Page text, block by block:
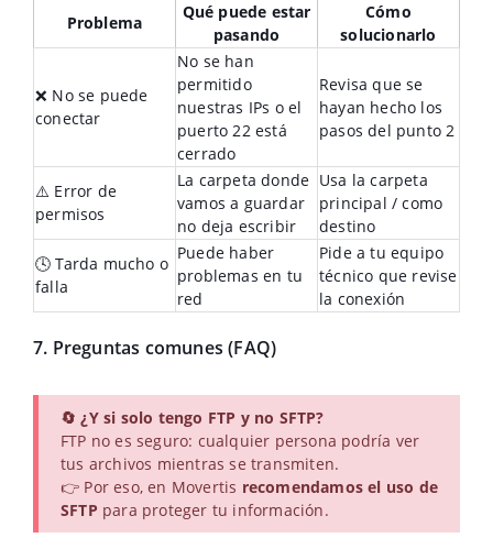
Problema
Qué puede estar
pasando
Cómo
solucionarlo
❌ No se puede
conectar
No se han
permitido
nuestras IPs o el
puerto 22 está
cerrado
Revisa que se
hayan hecho los
pasos del punto 2
⚠️ Error de
permisos
La carpeta donde
vamos a guardar
no deja escribir
Usa la carpeta
principal / como
destino
🕓 Tarda mucho o
falla
Puede haber
problemas en tu
red
Pide a tu equipo
técnico que revise
la conexión
7. Preguntas comunes (FAQ)
🔄 ¿Y si solo tengo FTP y no SFTP?
FTP no es seguro: cualquier persona podría ver
tus archivos mientras se transmiten.
👉 Por eso, en Movertis recomendamos el uso de
SFTP para proteger tu información.